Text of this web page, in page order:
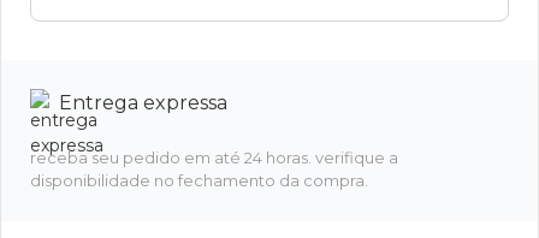
Entrega expressa
receba seu pedido em até 24 horas. verifique a
disponibilidade no fechamento da compra.